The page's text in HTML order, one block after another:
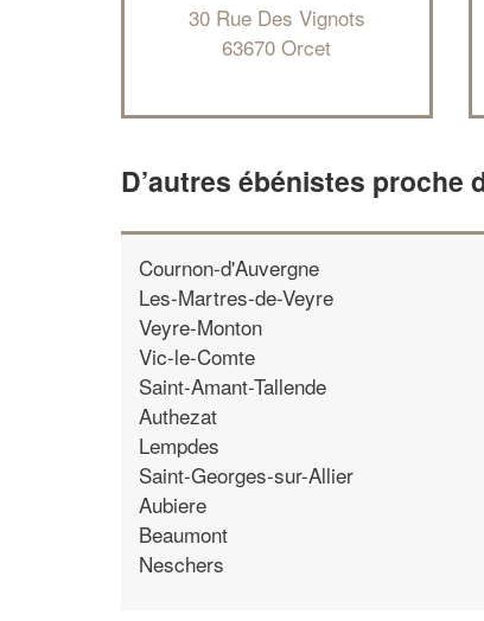
30 Rue Des Vignots
63670 Orcet
D’autres ébénistes proche
Cournon-d'Auvergne
Les-Martres-de-Veyre
Veyre-Monton
Vic-le-Comte
Saint-Amant-Tallende
Authezat
Lempdes
Saint-Georges-sur-Allier
Aubiere
Beaumont
Neschers